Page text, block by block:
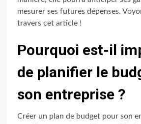
mesurer ses futures dépenses.
travers cet article !
Pourquoi est-il
de planifier le
son entreprise ?
Créer un plan de budget pour son